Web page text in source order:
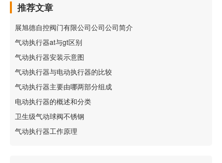
推荐文章
展旭德自控阀门有限公司公司公司简介
气动执行器at与gt区别
气动执行器安装示意图
气动执行器与电动执行器的比较
气动执行器主要由哪两部分组成
电动执行器的概述和分类
卫生级气动球阀不锈钢
气动执行器工作原理